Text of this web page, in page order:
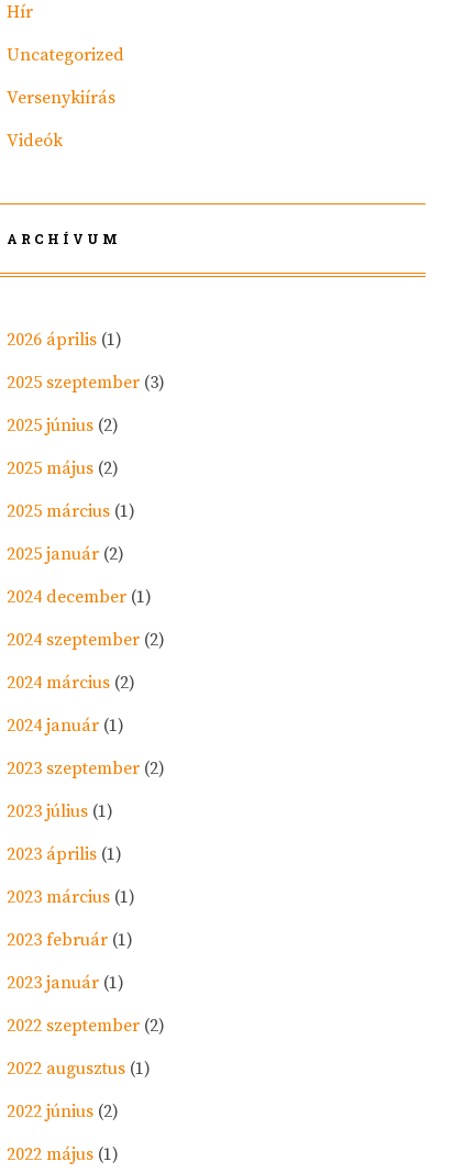
Hír
Uncategorized
Versenykiírás
Videók
ARCHÍVUM
2026 április(1)
2025 szeptember(3)
2025 június(2)
2025 május(2)
2025 március(1)
2025 január(2)
2024 december(1)
2024 szeptember(2)
2024 március(2)
2024 január(1)
2023 szeptember(2)
2023 július(1)
2023 április(1)
2023 március(1)
2023 február(1)
2023 január(1)
2022 szeptember(2)
2022 augusztus(1)
2022 június(2)
2022 május(1)